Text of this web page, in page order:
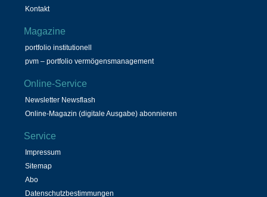
Kontakt
Magazine
portfolio institutionell
pvm – portfolio vermögensmanagement
Online-Service
Newsletter Newsflash
Online-Magazin (digitale Ausgabe) abonnieren
Service
Impressum
Sitemap
Abo
Datenschutzbestimmungen